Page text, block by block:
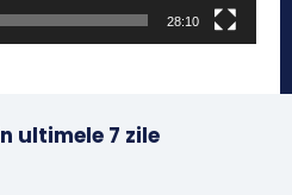
28:10
ultimele 7 zile